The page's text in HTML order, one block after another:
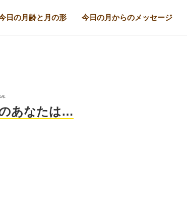
日の月齢と月の形 今日の月からのメッセージ
あなたは…